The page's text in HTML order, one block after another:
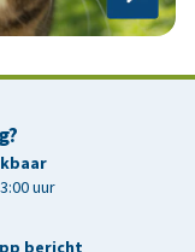
uur